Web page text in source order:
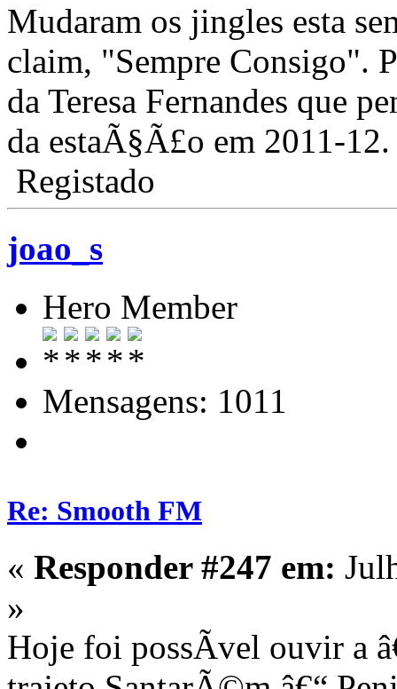
Mudaram os jingles esta
claim, "Sempre Consigo".
da Teresa Fernandes que
da estaÃ§Ã£o em 2011-12.
Registado
joao_s
Hero Member
Mensagens: 1011
Re: Smooth FM
« Responder #247 em:
»
Hoje foi possÃ­vel ouvir a